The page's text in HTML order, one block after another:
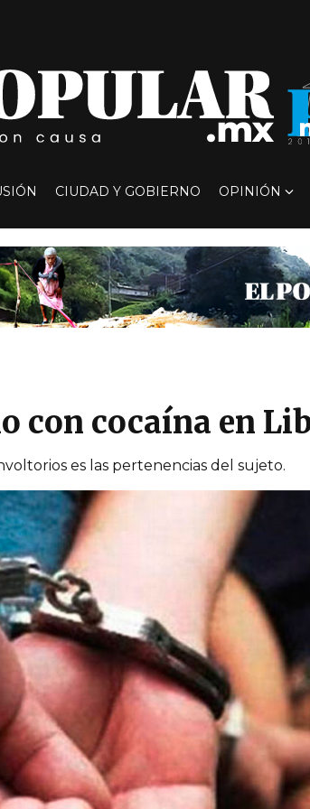
CIUDAD Y GOBIERNO OPINIÓN
con cocaína en
es las pertenencias del sujeto.